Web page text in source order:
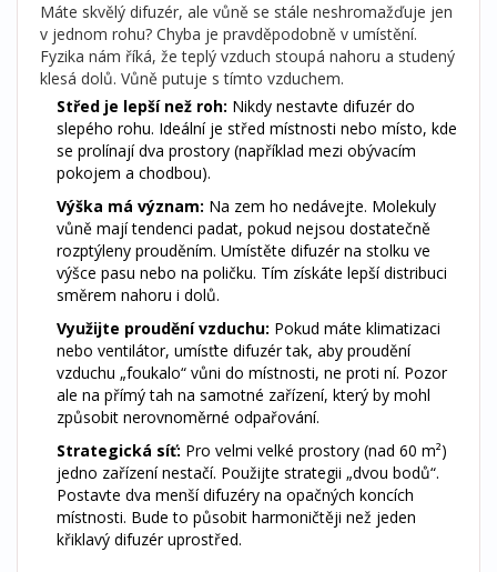
Máte skvělý difuzér, ale vůně se stále neshromažďuje jen
v jednom rohu? Chyba je pravděpodobně v umístění.
Fyzika nám říká, že teplý vzduch stoupá nahoru a studený
klesá dolů. Vůně putuje s tímto vzduchem.
Střed je lepší než roh: Nikdy nestavte difuzér do
slepého rohu. Ideální je střed místnosti nebo místo, kde
se prolínají dva prostory (například mezi obývacím
pokojem a chodbou).
Výška má význam: Na zem ho nedávejte. Molekuly
vůně mají tendenci padat, pokud nejsou dostatečně
rozptýleny prouděním. Umístěte difuzér na stolku ve
výšce pasu nebo na poličku. Tím získáte lepší distribuci
směrem nahoru i dolů.
Využijte proudění vzduchu: Pokud máte klimatizaci
nebo ventilátor, umísťte difuzér tak, aby proudění
vzduchu „foukalo“ vůni do místnosti, ne proti ní. Pozor
ale na přímý tah na samotné zařízení, který by mohl
způsobit nerovnoměrné odpařování.
Strategická síť: Pro velmi velké prostory (nad 60 m²)
jedno zařízení nestačí. Použijte strategii „dvou bodů“.
Postavte dva menší difuzéry na opačných koncích
místnosti. Bude to působit harmoničtěji než jeden
křiklavý difuzér uprostřed.